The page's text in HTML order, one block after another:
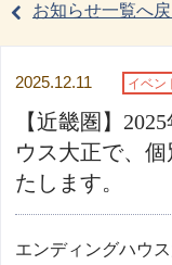
お知らせ一覧へ
2025.12.11 イベン
【近畿圏】
ウス大正で、
たします。
エンディングハウ